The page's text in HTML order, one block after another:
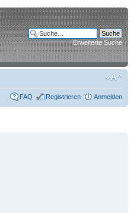
Erweiterte Suche
FAQ Registrieren Anmelden